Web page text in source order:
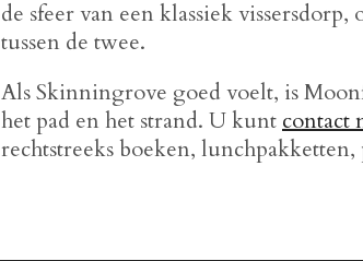
de sfeer van een klassiek
tussen de twee.
Als Skinningrove goed voelt, is
het pad en het strand. U kunt contact
rechtstreeks boeken,